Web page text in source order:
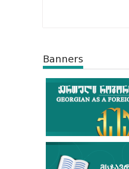
Banners